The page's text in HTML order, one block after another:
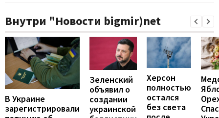
Внутри "Новости bigmir)net
В Украине
зарегистрировали
Зеленский
объявил о
создании
украинской
Херсон
полностью
остался
без света